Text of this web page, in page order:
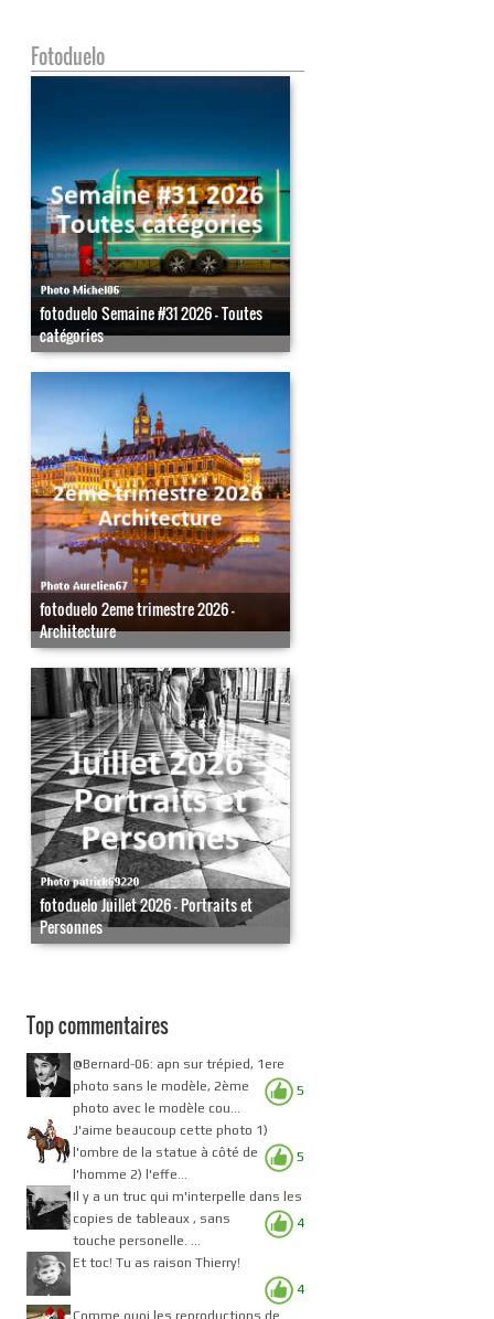
Fotoduelo
fotoduelo Semaine #31 2026 - Toutes
catégories
fotoduelo 2eme trimestre 2026 -
Architecture
fotoduelo Juillet 2026 - Portraits et
Personnes
Top commentaires
5
@Bernard-06: apn sur trépied, 1ere
photo sans le modèle, 2ème
photo avec le modèle cou...
5
J'aime beaucoup cette photo 1)
l'ombre de la statue à côté de
l'homme 2) l'effe...
4
Il y a un truc qui m'interpelle dans les
copies de tableaux , sans
touche personelle. ...
4
Et toc! Tu as raison Thierry!
Comme quoi les reproductions de